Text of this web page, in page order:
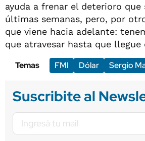
ayuda a frenar el deterioro que
últimas semanas, pero, por
que viene hacia adelante:
que atravesar hasta que llegue
Temas
FMI Dólar Sergio
Suscribite al